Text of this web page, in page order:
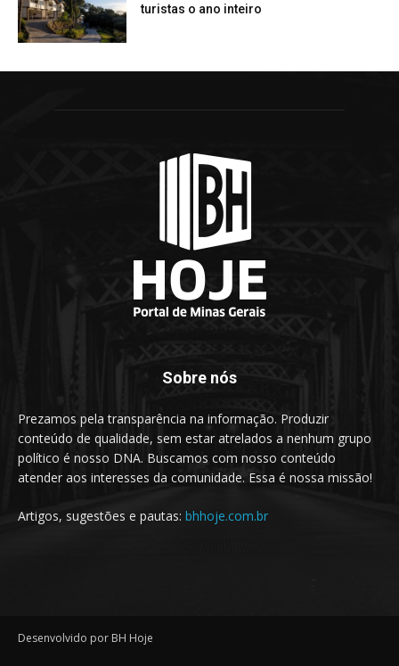
turistas o ano inteiro
Sobre nós
Prezamos pela transparência na informação. Produzir
conteúdo de qualidade, sem estar atrelados a nenhum grupo
político é nosso DNA. Buscamos com nosso conteúdo
atender aos interesses da comunidade. Essa é nossa missão!
Artigos, sugestões e pautas: bhhoje.com.br
Desenvolvido por BH Hoje